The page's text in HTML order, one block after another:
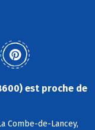
est proche de
Combe-de-Lancey,